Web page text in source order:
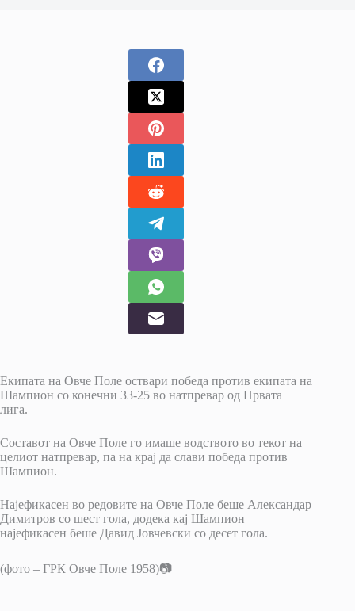
Екипата на Овче Поле оствари победа против екипата на
Шампион со конечни 33-25 во натпревар од Првата
лига.
Составот на Овче Поле го имаше водството во текот на
целиот натпревар, па на крај да слави победа против
Шампион.
Најефикасен во редовите на Овче Поле беше Александар
Димитров со шест гола, додека кај Шампион
најефикасен беше Давид Јовчевски со десет гола.
(фото – ГРК Овче Поле 1958)📷